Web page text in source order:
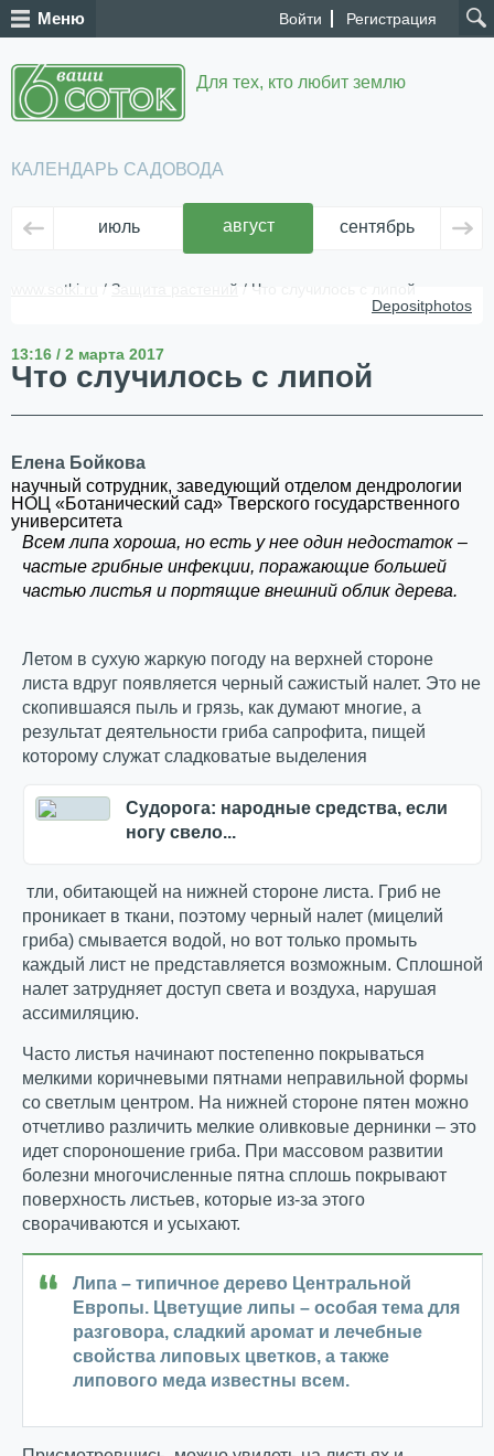
Войти Регистрация
Меню
Для тех, кто любит землю
КАЛЕНДАРЬ САДОВОДА
июль август сентябрь
www.sotki.ru / Защита растений / Что случилось с липой
Depositphotos
13:16 / 2 марта 2017
Что случилось с липой
Елена Бойкова
научный сотрудник, заведующий отделом дендрологии
НОЦ «Ботанический сад» Тверского государственного
университета
Всем липа хороша, но есть у нее один недостаток –
частые грибные инфекции, поражающие большей
частью листья и портящие внешний облик дерева.
Летом в сухую жаркую погоду на верхней стороне
листа вдруг появляется черный сажистый налет. Это не
скопившаяся пыль и грязь, как думают многие, а
результат деятельности гриба сапрофита, пищей
которому служат сладковатые выделения
Судорога: народные средства, если
ногу свело...
тли, обитающей на нижней стороне листа. Гриб не
проникает в ткани, поэтому черный налет (мицелий
гриба) смывается водой, но вот только промыть
каждый лист не представляется возможным. Сплошной
налет затрудняет доступ света и воздуха, нарушая
ассимиляцию.
Часто листья начинают постепенно покрываться
мелкими коричневыми пятнами неправильной формы
со светлым центром. На нижней стороне пятен можно
отчетливо различить мелкие оливковые дернинки – это
идет спороношение гриба. При массовом развитии
болезни многочисленные пятна сплошь покрывают
поверхность листьев, которые из-за этого
сворачиваются и усыхают.
Липа – типичное дерево Центральной
Европы. Цветущие липы – особая тема для
разговора, сладкий аромат и лечебные
свойства липовых цветков, а также
липового меда известны всем.